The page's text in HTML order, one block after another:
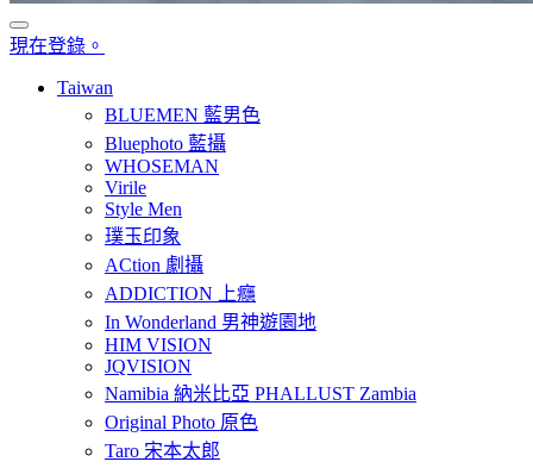
現在登錄。
Taiwan
BLUEMEN 藍男色
Bluephoto 藍攝
WHOSEMAN
Virile
Style Men
璞玉印象
ACtion 劇攝
ADDICTION 上癮
In Wonderland 男神遊園地
HIM VISION
JQVISION
Namibia 納米比亞 PHALLUST Zambia
Original Photo 原色
Taro 宋本太郎